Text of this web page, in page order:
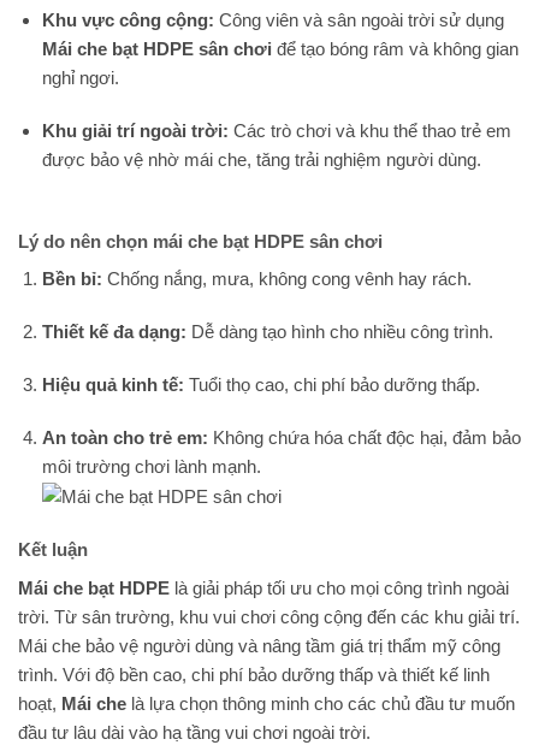
Khu vực công cộng: Công viên và sân ngoài trời sử dụng
Mái che bạt HDPE sân chơi để tạo bóng râm và không gian
nghỉ ngơi.
Khu giải trí ngoài trời: Các trò chơi và khu thể thao trẻ em
được bảo vệ nhờ mái che, tăng trải nghiệm người dùng.
Lý do nên chọn mái che bạt HDPE sân chơi
Bền bỉ: Chống nắng, mưa, không cong vênh hay rách.
Thiết kế đa dạng: Dễ dàng tạo hình cho nhiều công trình.
Hiệu quả kinh tế: Tuổi thọ cao, chi phí bảo dưỡng thấp.
An toàn cho trẻ em: Không chứa hóa chất độc hại, đảm bảo
môi trường chơi lành mạnh.
Kết luận
Mái che bạt HDPE là giải pháp tối ưu cho mọi công trình ngoài
trời. Từ sân trường, khu vui chơi công cộng đến các khu giải trí.
Mái che bảo vệ người dùng và nâng tầm giá trị thẩm mỹ công
trình. Với độ bền cao, chi phí bảo dưỡng thấp và thiết kế linh
hoạt, Mái che là lựa chọn thông minh cho các chủ đầu tư muốn
đầu tư lâu dài vào hạ tầng vui chơi ngoài trời.